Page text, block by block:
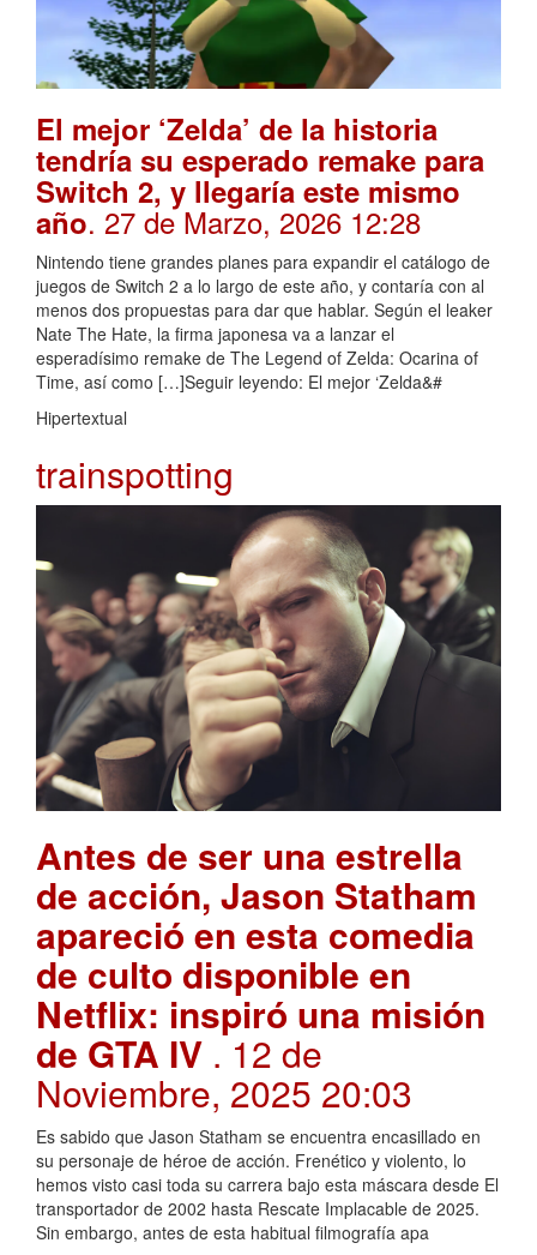
El mejor ‘Zelda’ de la historia
tendría su esperado remake para
Switch 2, y llegaría este mismo
año. 27 de Marzo, 2026 12:28
Nintendo tiene grandes planes para expandir el catálogo de
juegos de Switch 2 a lo largo de este año, y contaría con al
menos dos propuestas para dar que hablar. Según el leaker
Nate The Hate, la firma japonesa va a lanzar el
esperadísimo remake de The Legend of Zelda: Ocarina of
Time, así como […]Seguir leyendo: El mejor ‘Zelda&#
Hipertextual
trainspotting
Antes de ser una estrella
de acción, Jason Statham
apareció en esta comedia
de culto disponible en
Netflix: inspiró una misión
de GTA IV . 12 de
Noviembre, 2025 20:03
Es sabido que Jason Statham se encuentra encasillado en
su personaje de héroe de acción. Frenético y violento, lo
hemos visto casi toda su carrera bajo esta máscara desde El
transportador de 2002 hasta Rescate Implacable de 2025.
Sin embargo, antes de esta habitual filmografía apa